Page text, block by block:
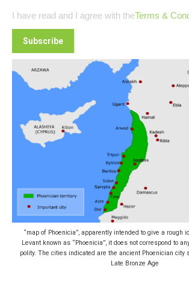
I have read and I agree with theTerms &
“map of Phoenicia”, apparently intended to give a rough
Levant known as “Phoenicia”, it does not correspond to
polity. The cities indicated are the ancient Phoenician city
Late Bronze Age